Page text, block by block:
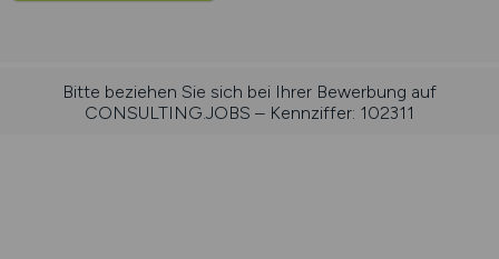
Bitte beziehen Sie sich bei Ihrer Bewerbung auf
CONSULTING.JOBS – Kennziffer: 102311